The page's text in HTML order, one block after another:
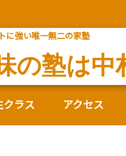
に強い唯一無二の家塾
の塾は中
クラス アクセス